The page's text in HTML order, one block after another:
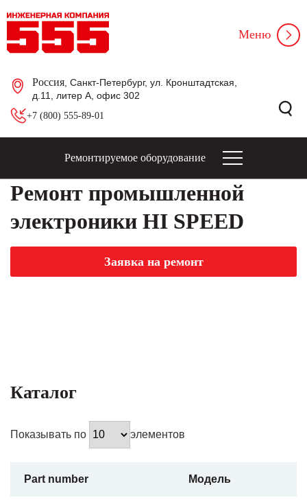
Россия , Санкт-Петербург, ул. Кронштадтская,
д.11, литер А, офис 302
+7 (800) 555-89-01
Меню
Ремонтируемое оборудование
Ремонт промышленной
электроники HI SPEED
Заявка на ремонт
Каталог
Показывать по элементов
Part number Модель